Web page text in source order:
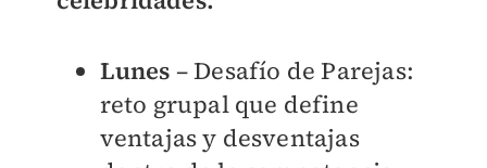
Lunes – Desafío de Parejas:
reto grupal que define
ventajas y desventajas